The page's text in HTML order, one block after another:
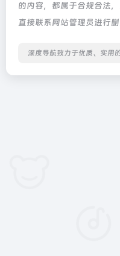
的内容，都属于合规合法
直接联系网站管理员进行
深度导航致力于优质、实用